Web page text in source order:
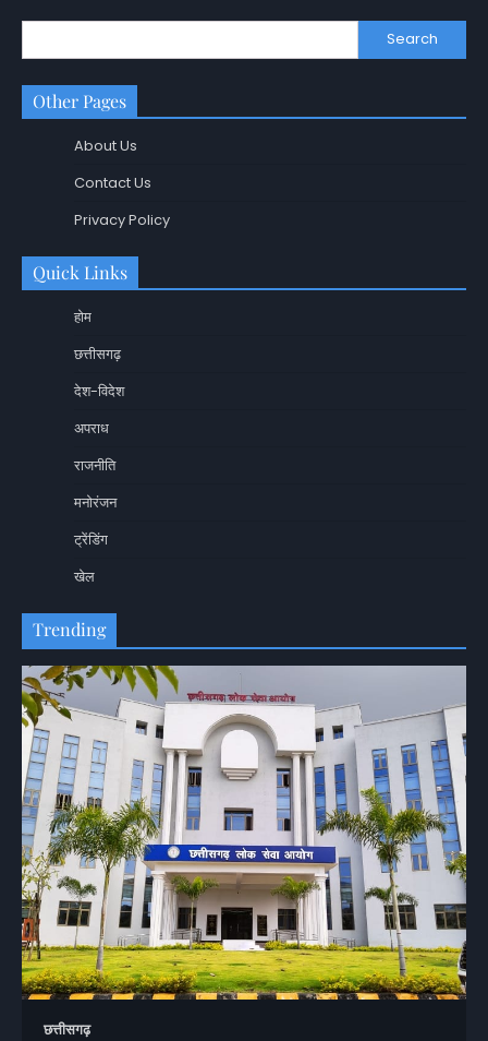
Search
Other Pages
About Us
Contact Us
Privacy Policy
Quick Links
होम
छत्तीसगढ़
देश-विदेश
अपराध
राजनीति
मनोरंजन
ट्रेंडिंग
खेल
Trending
छत्तीसगढ़